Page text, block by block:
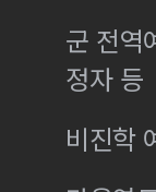
군 전역
정자 등
비진학